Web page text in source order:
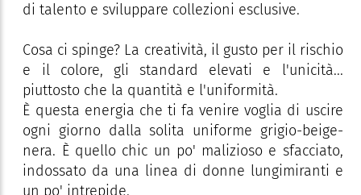
di talento e sviluppare collezioni esclusive.
Cosa ci spinge? La creatività, il gusto per il rischio
e il colore, gli standard elevati e l'unicità...
piuttosto che la quantità e l'uniformità.
È questa energia che ti fa venire voglia di uscire
ogni giorno dalla solita uniforme grigio-beige-
nera. È quello chic un po' malizioso e sfacciato,
indossato da una linea di donne lungimiranti e
un po' intrepide.